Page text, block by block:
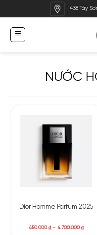
qua
dung
438 Tây
NƯỚC
Dior Homme Parfum 2025
450.000₫– 4.700.000₫